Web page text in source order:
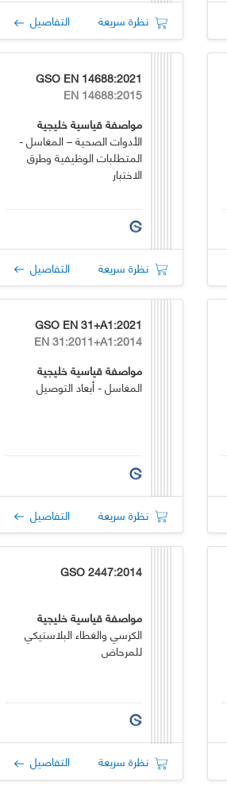
نظرة سريعة التفاصيل
GSO EN 14688:2021
EN 14688:2015
مواصفة قياسية خليجية
الأدوات الصحية – المغاسل -
المتطلبات الوظيفية وطرق
الاختبار
نظرة سريعة التفاصيل
GSO EN 31+A1:2021
EN 31:2011+A1:2014
مواصفة قياسية خليجية
المغاسل - أبعاد التوصيل
نظرة سريعة التفاصيل
GSO 2447:2014
مواصفة قياسية خليجية
الكرسي والغطاء البلاستيكي
للمرحاض
نظرة سريعة التفاصيل